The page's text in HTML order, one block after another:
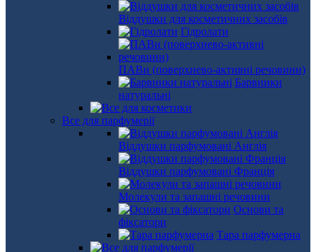
Віддушки для косметичних засобів
Гідролати
ПАВи (поверхнево-активні речовини)
Барвники
натуральні
Все для парфумерії
Віддушки парфумовані Англія
Віддушки парфумовані Франція
Молекули та запашні речовини
Основи та
фіксатори
Тара парфумерна